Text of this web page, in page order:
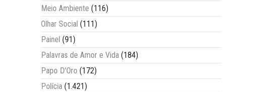
Meio Ambiente (116)
Olhar Social (111)
Painel (91)
Palavras de Amor e Vida (184)
Papo D'Oro (172)
Polícia (1.421)